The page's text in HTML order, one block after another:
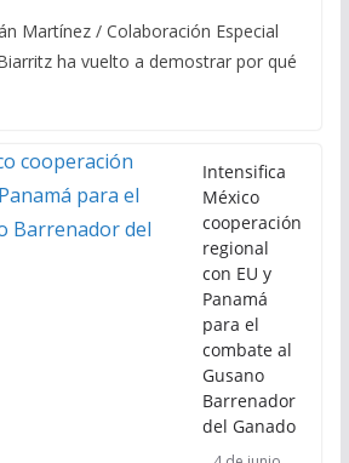
Martínez / Colaboración Especial
ha vuelto a demostrar por qué
Intensifica
México
cooperación
regional
con EU y
Panamá
para el
combate al
Gusano
Barrenador
del Ganado